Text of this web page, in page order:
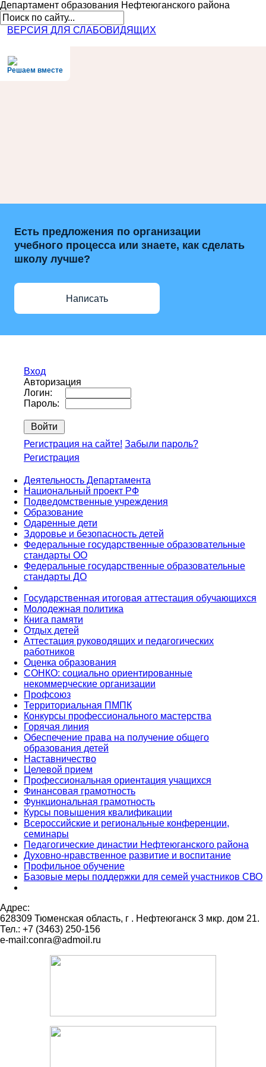
Департамент образования Нефтеюганского района
ВЕРСИЯ ДЛЯ СЛАБОВИДЯЩИХ
Решаем вместе
Есть предложения по организации
учебного процесса или знаете, как сделать
школу лучше?
Написать
Вход
Авторизация
Логин:
Пароль:
Регистрация на сайте! Забыли пароль?
Регистрация
Деятельность Департамента
Национальный проект РФ
Подведомственные учреждения
Образование
Одаренные дети
Здоровье и безопасность детей
Федеральные государственные образовательные
стандарты ОО
Федеральные государственные образовательные
стандарты ДО
Государственная итоговая аттестация обучающихся
Молодежная политика
Книга памяти
Отдых детей
Аттестация руководящих и педагогических
работников
Оценка образования
СОНКО: социально ориентированные
некоммерческие организации
Профсоюз
Территориальная ПМПК
Конкурсы профессионального мастерства
Горячая линия
Обеспечение права на получение общего
образования детей
Наставничество
Целевой прием
Профессиональная ориентация учащихся
Финансовая грамотность
Функциональная грамотность
Курсы повышения квалификации
Всероссийские и региональные конференции,
семинары
Педагогические династии Нефтеюганского района
Духовно-нравственное развитие и воспитание
Профильное обучение
Базовые меры поддержки для семей участников СВО
Адрес:
628309 Тюменская область, г . Нефтеюганск 3 мкр. дом 21.
Тел.: +7 (3463) 250-156
e-mail:conra@admoil.ru